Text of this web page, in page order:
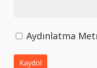
Aydınlatma